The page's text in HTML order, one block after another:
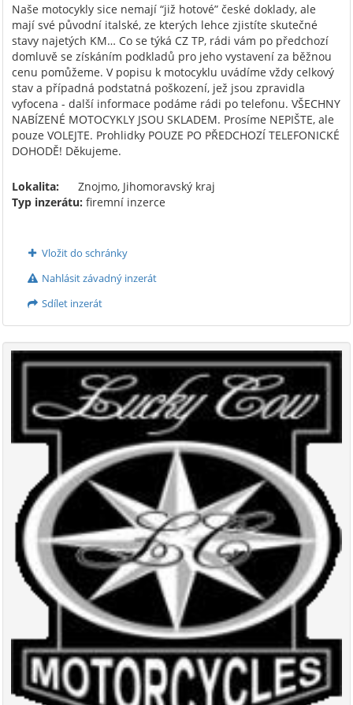
Naše motocykly sice nemají “již hotové” české doklady, ale
mají své původní italské, ze kterých lehce zjistíte skutečné
stavy najetých KM… Co se týká CZ TP, rádi vám po předchozí
domluvě se získáním podkladů pro jeho vystavení za běžnou
cenu pomůžeme. V popisu k motocyklu uvádíme vždy celkový
stav a případná podstatná poškození, jež jsou zpravidla
vyfocena - další informace podáme rádi po telefonu. VŠECHNY
NABÍZENÉ MOTOCYKLY JSOU SKLADEM. Prosíme NEPIŠTE, ale
pouze VOLEJTE. Prohlidky POUZE PO PŘEDCHOZÍ TELEFONICKÉ
DOHODĚ! Děkujeme.
Lokalita:
Znojmo, Jihomoravský kraj
Typ inzerátu: firemní inzerce
Vložit do schránky
Nahlásit závadný inzerát
Sdílet inzerát